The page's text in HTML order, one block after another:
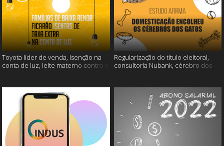
Toyota líder de venda, isenção na
conta de luz, leite materno contra o
Regularização do título eleitoral,
consultoria Nubank, cérebro dos